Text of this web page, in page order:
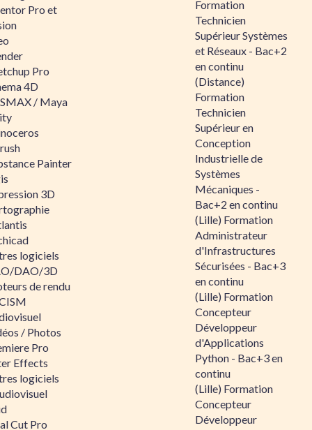
Pro et
Pro
4D
/ Maya
Painter
3D
logiciels
DAO/3D
de rendu
/ Photos
Pro
Effects
logiciels
Cut Pro
Formation
Technicien
Supérieur Systèmes
et Réseaux - Bac+2
en continu
(Distance)
Formation
Technicien
Supérieur en
Conception
Industrielle de
Systèmes
Mécaniques -
Bac+2 en continu
(Lille) Formation
Administrateur
d'Infrastructures
Sécurisées - Bac+3
en continu
(Lille) Formation
Concepteur
Développeur
d'Applications
Python - Bac+3 en
continu
(Lille) Formation
Concepteur
Développeur